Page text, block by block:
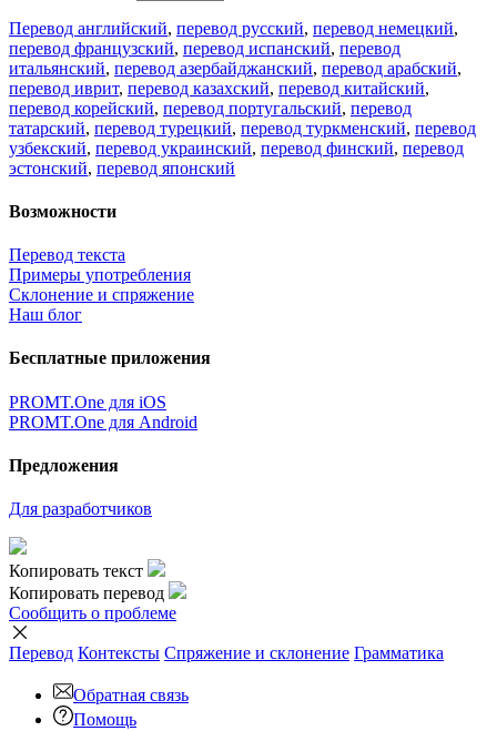
Перевод английский, перевод русский, перевод немецкий,
перевод французский, перевод испанский, перевод
итальянский, перевод азербайджанский, перевод арабский,
перевод иврит, перевод казахский, перевод китайский,
перевод корейский, перевод португальский, перевод
татарский, перевод турецкий, перевод туркменский, перевод
узбекский, перевод украинский, перевод финский, перевод
эстонский, перевод японский
Возможности
Перевод текста
Примеры употребления
Склонение и спряжение
Наш блог
Бесплатные приложения
PROMT.One для iOS
PROMT.One для Android
Предложения
Для разработчиков
Копировать текст
Копировать перевод
Сообщить о проблеме
Перевод Контексты Спряжение и склонение Грамматика
Обратная связь
Помощь